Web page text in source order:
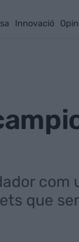
Innovació
com
que